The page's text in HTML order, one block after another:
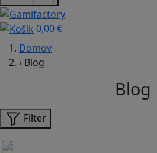
0,00 €
Domov
› Blog
Blog
Filter